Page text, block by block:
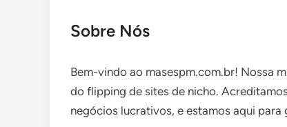
Sobre Nós
Bem-vindo ao masespm.com.br! Nossa
do flipping de sites de nicho.
negócios lucrativos, e estamos aqui